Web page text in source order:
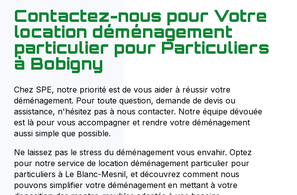
Contactez-nous pour Votre
location déménagement
particulier pour Particuliers
à Bobigny
Chez SPE, notre priorité est de vous aider à réussir votre
déménagement. Pour toute question, demande de devis ou
assistance, n'hésitez pas à nous contacter. Notre équipe dévouée
est là pour vous accompagner et rendre votre déménagement
aussi simple que possible.
Ne laissez pas le stress du déménagement vous envahir. Optez
pour notre service de location déménagement particulier pour
particuliers à Le Blanc-Mesnil, et découvrez comment nous
pouvons simplifier votre déménagement en mettant à votre